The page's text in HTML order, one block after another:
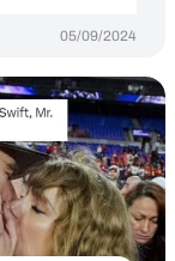
05/09/2024